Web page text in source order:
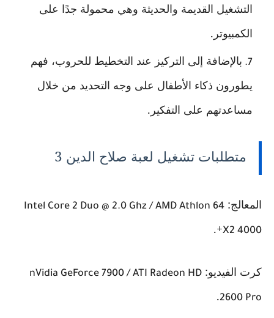
التشغيل القديمة والحديثة وهي محمولة جدًا على
الكمبيوتر.
بالإضافة إلى التركيز عند التخطيط للحروب، فهم
يطورون ذكاء الأطفال على وجه التحديد من خلال
مساعدتهم على التفكير.
متطلبات تشغيل لعبة صلاح الدين 3
المعالج: Intel Core 2 Duo @ 2.0 Ghz / AMD Athlon 64
X2 4000
+.
كرت الفيديو: nVidia GeForce 7900 / ATI Radeon HD
2600 Pro
.